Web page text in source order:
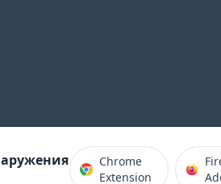
Chrome
Extension